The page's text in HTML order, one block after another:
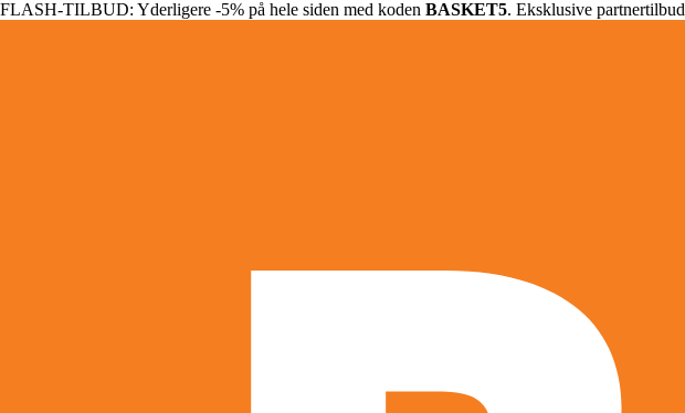
FLASH-TILBUD: Yderligere -5% på hele siden med koden BASKET5. Eksklusive partnertilbud